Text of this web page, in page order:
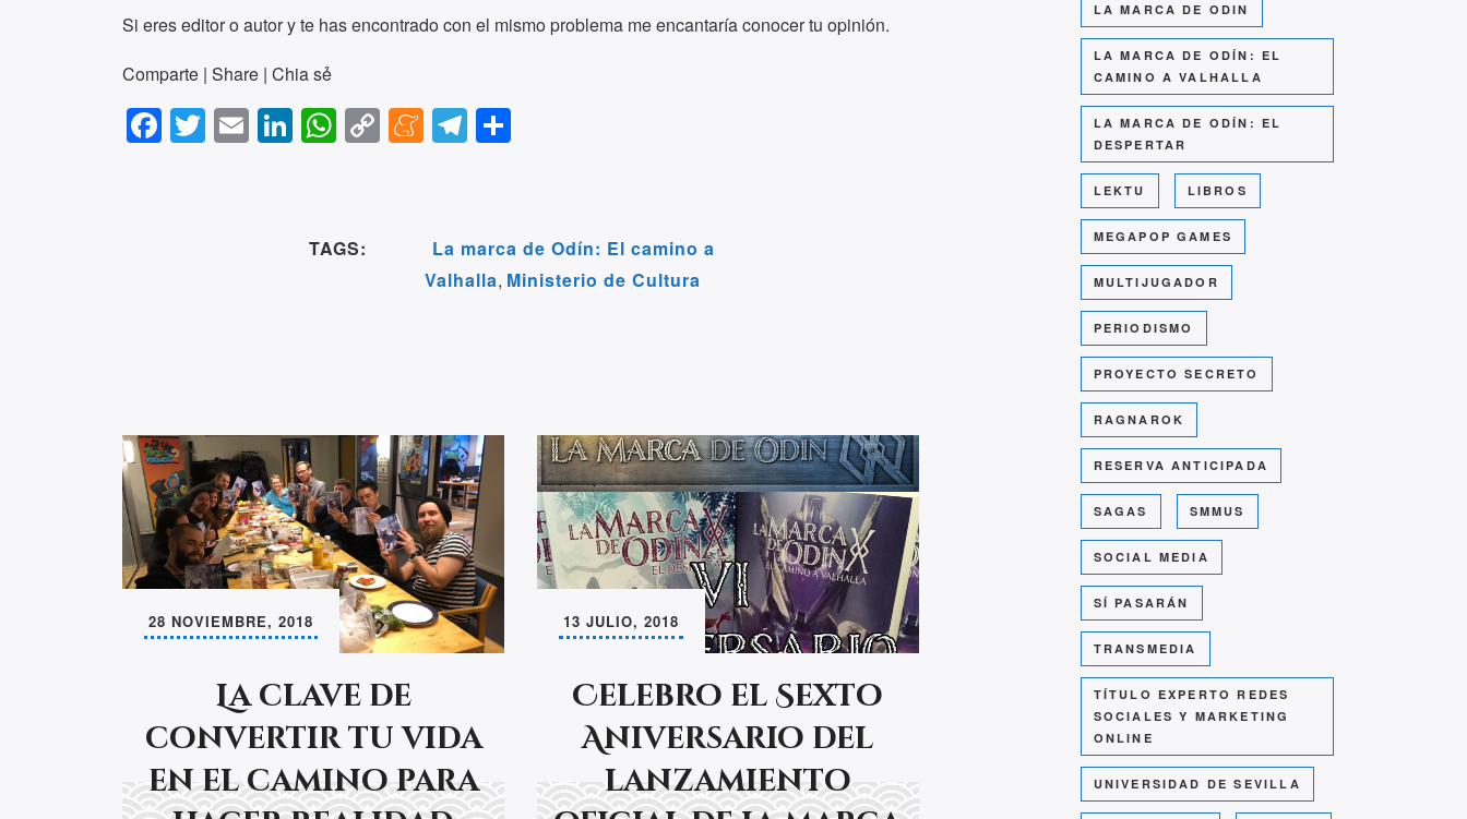
Si eres editor o autor y te has encontrado con el mismo problema me encantaría conocer tu opinión.
Comparte | Share | Chia sẻ
F T E Li
e
dI
W
s
A
C M
e
a
m
T
a
m
e
TAGS:
La marca de Odín: El camino a
Valhalla, Ministerio de Cultura
La clave de
convertir tu vida
en el camino para
28 NOVIEMBRE, 2018
Celebro el Sexto
Aniversario del
lanzamiento
13 JULIO, 2018
LA MARCA DE ODIN
LA MARCA DE ODÍN: EL
CAMINO A VALHALLA
LA MARCA DE ODÍN: EL
DESPERTAR
LEKTU LIBROS
MEGAPOP GAMES
MULTIJUGADOR
PERIODISMO
PROYECTO SECRETO
RAGNAROK
RESERVA ANTICIPADA
SAGAS SMMUS
SOCIAL MEDIA
SÍ PASARÁN
TRANSMEDIA
TÍTULO EXPERTO REDES
SOCIALES Y MARKETING
ONLINE
UNIVERSIDAD DE SEVILLA